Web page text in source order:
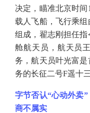
决定，瞄准北京时间
载人飞船，飞行乘
组成，翟志刚担任
舱航天员，航天员
务，航天员叶光富
务的长征二号F遥十
字节否认“心动外卖
商不属实